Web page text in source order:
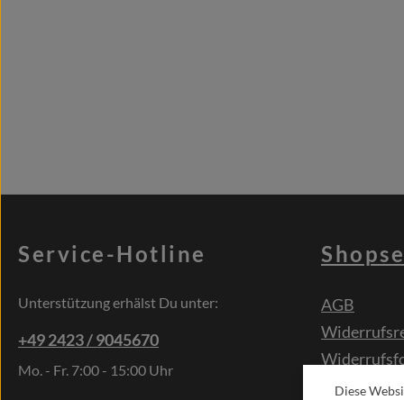
Service-Hotline
Unterstützung erhälst Du unter:
+49 2423 / 9045670
Mo. - Fr. 7:00 - 15:00 Uhr
AGB
Kontakt
Diese